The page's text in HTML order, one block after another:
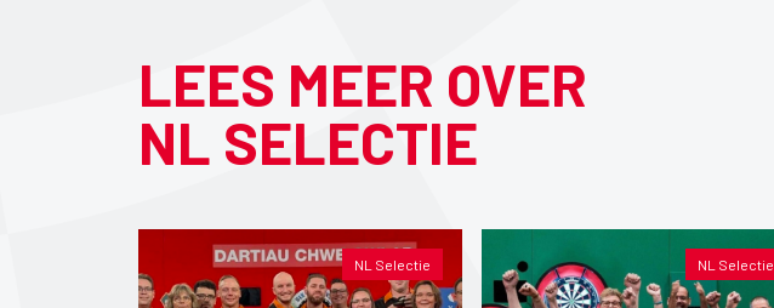
LEES MEER OVER
NL SELECTIE
NL Selectie NL Selectie